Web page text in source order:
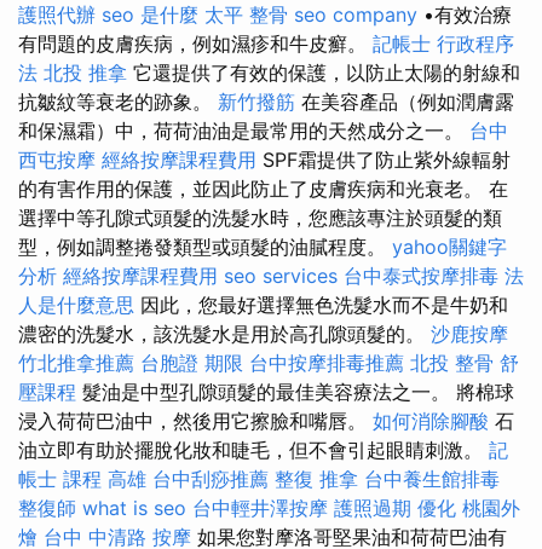
護照代辦 seo 是什麼 太平 整骨 seo company •有效治療
有問題的皮膚疾病，例如濕疹和牛皮癬。 記帳士 行政程序
法 北投 推拿 它還提供了有效的保護，以防止太陽的射線和
抗皺紋等衰老的跡象。 新竹撥筋 在美容產品（例如潤膚露
和保濕霜）中，荷荷油油是最常用的天然成分之一。 台中
西屯按摩 經絡按摩課程費用 SPF霜提供了防止紫外線輻射
的有害作用的保護，並因此防止了皮膚疾病和光衰老。 在
選擇中等孔隙式頭髮的洗髮水時，您應該專注於頭髮的類
型，例如調整捲發類型或頭髮的油膩程度。 yahoo關鍵字
分析 經絡按摩課程費用 seo services 台中泰式按摩排毒 法
人是什麼意思 因此，您最好選擇無色洗髮水而不是牛奶和
濃密的洗髮水，該洗髮水是用於高孔隙頭髮的。 沙鹿按摩
竹北推拿推薦 台胞證 期限 台中按摩排毒推薦 北投 整骨 舒
壓課程 髮油是中型孔隙頭髮的最佳美容療法之一。 將棉球
浸入荷荷巴油中，然後用它擦臉和嘴唇。 如何消除腳酸 石
油立即有助於擺脫化妝和睫毛，但不會引起眼睛刺激。 記
帳士 課程 高雄 台中刮痧推薦 整復 推拿 台中養生館排毒
整復師 what is seo 台中輕井澤按摩 護照過期 優化 桃園外
燴 台中 中清路 按摩 如果您對摩洛哥堅果油和荷荷巴油有